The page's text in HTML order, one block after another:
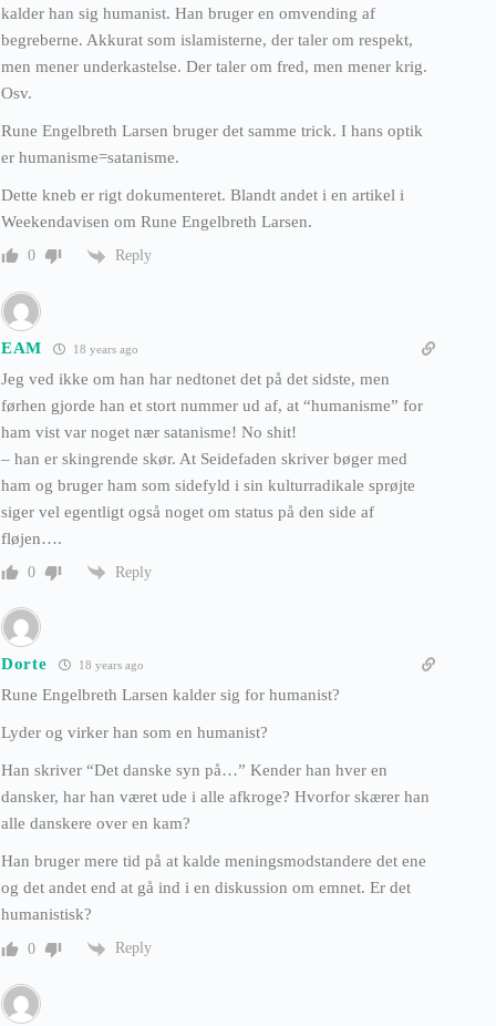
kalder han sig humanist. Han bruger en omvending af
begreberne. Akkurat som islamisterne, der taler om respekt,
men mener underkastelse. Der taler om fred, men mener krig.
Osv.
Rune Engelbreth Larsen bruger det samme trick. I hans optik
er humanisme=satanisme.
Dette kneb er rigt dokumenteret. Blandt andet i en artikel i
Weekendavisen om Rune Engelbreth Larsen.
0 Reply
EAM 18 years ago
Jeg ved ikke om han har nedtonet det på det sidste, men
førhen gjorde han et stort nummer ud af, at “humanisme” for
ham vist var noget nær satanisme! No shit!
– han er skingrende skør. At Seidefaden skriver bøger med
ham og bruger ham som sidefyld i sin kulturradikale sprøjte
siger vel egentligt også noget om status på den side af
fløjen….
0 Reply
Dorte 18 years ago
Rune Engelbreth Larsen kalder sig for humanist?
Lyder og virker han som en humanist?
Han skriver “Det danske syn på…” Kender han hver en
dansker, har han været ude i alle afkroge? Hvorfor skærer han
alle danskere over en kam?
Han bruger mere tid på at kalde meningsmodstandere det ene
og det andet end at gå ind i en diskussion om emnet. Er det
humanistisk?
0 Reply